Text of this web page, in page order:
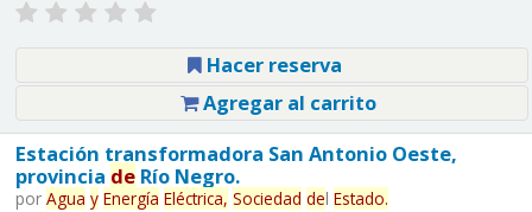
Hacer reserva
Agregar al carrito
Estación transformadora San Antonio Oeste,
provincia deRío Negro.
por Agua y Energía Eléctrica, Sociedad del Estado.